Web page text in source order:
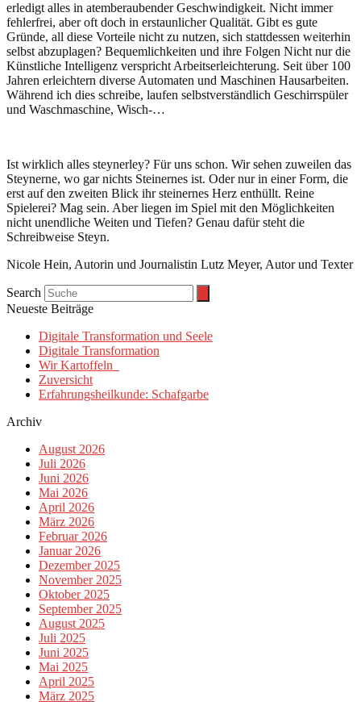
erledigt alles in atemberaubender Geschwindigkeit. Nicht immer
fehlerfrei, aber oft doch in erstaunlicher Qualität. Gibt es gute
Gründe, all diese Vorteile nicht zu nutzen, sich stattdessen weiterhin
selbst abzuplagen? Bequemlichkeiten und ihre Folgen Nicht nur die
Künstliche Intelligenz verspricht Arbeitserleichterung. Seit über 100
Jahren erleichtern diverse Automaten und Maschinen Hausarbeiten.
Während ich dies schreibe, laufen selbstverständlich Geschirrspüler
und Waschmaschine, Wisch-…
Ist wirklich alles steynerley? Für uns schon. Wir sehen zuweilen das
Steynerne, wo gar nichts Steinernes ist. Oder nur in einer Form, die
erst auf den zweiten Blick ihr steinernes Herz enthüllt. Reine
Spielerei? Mag sein. Aber liegen im Spiel mit den Möglichkeiten
nicht unendliche Weiten und Tiefen? Genau dafür steht die
Schreibweise Steyn.
Nicole Hein, Autorin und Journalistin Lutz Meyer, Autor und Texter
Search
Neueste Beiträge
Digitale Transformation und Seele
Digitale Transformation
Wir Kartoffeln
Zuversicht
Erfahrungsheilkunde: Schafgarbe
Archiv
August 2026
Juli 2026
Juni 2026
Mai 2026
April 2026
März 2026
Februar 2026
Januar 2026
Dezember 2025
November 2025
Oktober 2025
September 2025
August 2025
Juli 2025
Juni 2025
Mai 2025
April 2025
März 2025